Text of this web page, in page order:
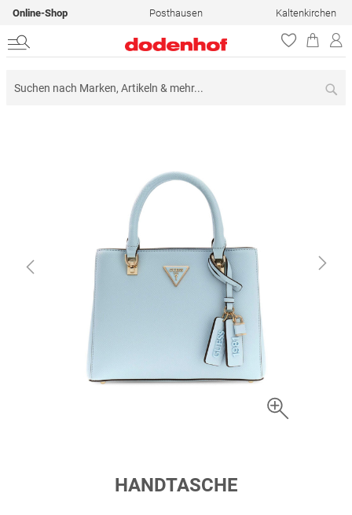
Online-Shop Posthausen Kaltenkirchen
HANDTASCHE